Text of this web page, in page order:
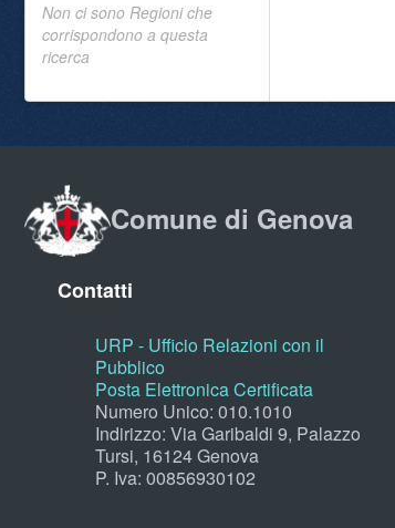
Non ci sono Regioni che
corrispondono a questa
ricerca
Comune di Genova
Contatti
URP - Ufficio Relazioni con il
Pubblico
Posta Elettronica Certificata
Numero Unico: 010.1010
Indirizzo: Via Garibaldi 9, Palazzo
Tursi, 16124 Genova
P. Iva: 00856930102